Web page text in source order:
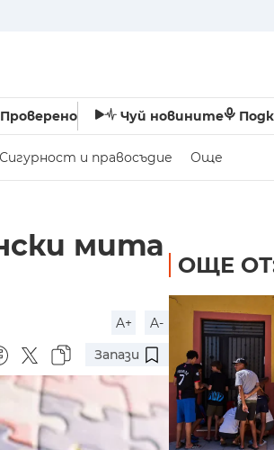
Чуй новините
Сигурност и правосъдие Още
мита
A+
A-
Запази
ОЩЕ